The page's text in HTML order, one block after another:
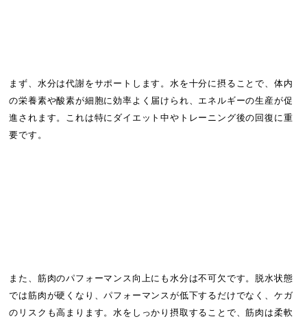
まず、水分は代謝をサポートします。水を十分に摂ることで、体内
の栄養素や酸素が細胞に効率よく届けられ、エネルギーの生産が促
進されます。これは特にダイエット中やトレーニング後の回復に重
要です。
また、筋肉のパフォーマンス向上にも水分は不可欠です。脱水状態
では筋肉が硬くなり、パフォーマンスが低下するだけでなく、ケガ
のリスクも高まります。水をしっかり摂取することで、筋肉は柔軟